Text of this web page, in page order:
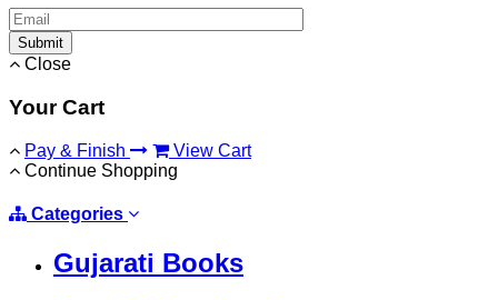
Submit
Close
Your Cart
Pay & Finish
View Cart
Continue Shopping
Categories
Gujarati Books